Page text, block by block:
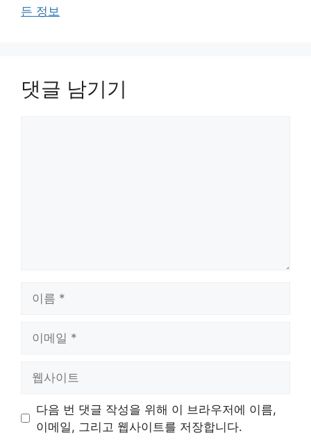
든 정보
댓글 남기기
트
다음 번 댓글 작성을 위해 이 브라우저에 이름,
이메일, 그리고 웹사이트를 저장합니다.